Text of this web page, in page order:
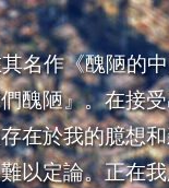
名作《醜陋的
醜陋』。在接
在於我的臆想
以定論。正在